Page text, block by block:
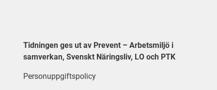
Tidningen ges ut av Prevent – Arbetsmiljö i
samverkan, Svenskt Näringsliv, LO och PTK
Personuppgiftspolicy